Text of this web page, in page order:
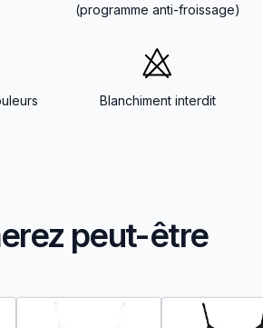
(programme anti-froissage)
Blanchiment interdit
peut-être